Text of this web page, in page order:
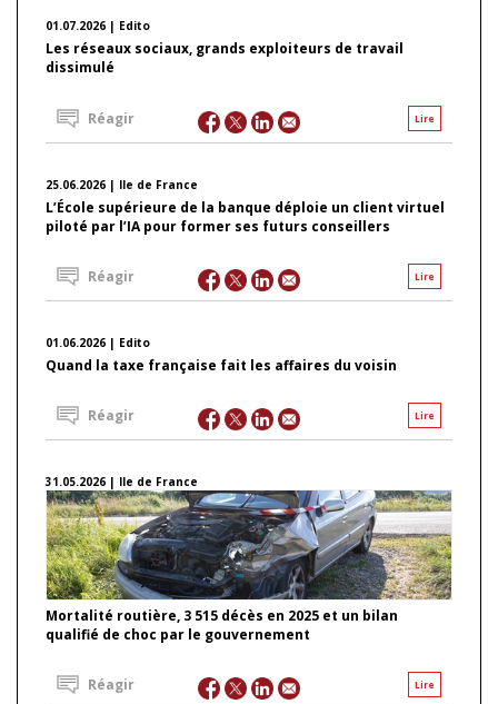
01.07.2026 | Edito
Les réseaux sociaux, grands exploiteurs de travail
dissimulé
Lire
Réagir
25.06.2026 | Ile de France
L’École supérieure de la banque déploie un client virtuel
piloté par l’IA pour former ses futurs conseillers
Lire
Réagir
01.06.2026 | Edito
Quand la taxe française fait les affaires du voisin
Lire
Réagir
31.05.2026 | Ile de France
Mortalité routière, 3 515 décès en 2025 et un bilan
qualifié de choc par le gouvernement
Lire
Réagir